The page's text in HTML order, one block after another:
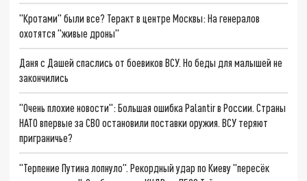
"Кротами" были все? Теракт в центре Москвы: На генералов
охотятся "живые дроны"
Даня с Дашей спаслись от боевиков ВСУ. Но беды для малышей не
закончились
"Очень плохие новости": Большая ошибка Palantir в России. Страны
НАТО впервые за СВО остановили поставки оружия. ВСУ теряют
приграничье?
"Терпение Путина лопнуло". Рекордный удар по Киеву "пересёк